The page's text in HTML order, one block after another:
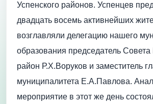
Успенского районов. Успенцев
двадцать восемь активнейших
возглавляли делегацию нашего
образования председатель
район Р.Х.Воруков и заместитель
муниципалитета Е.А.Павлова.
мероприятие в этот же день